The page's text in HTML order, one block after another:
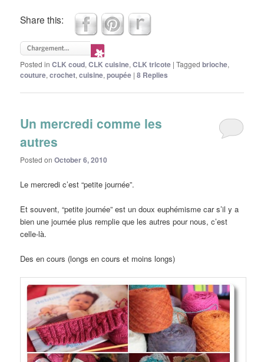
Share this:
Posted in CLK coud,CLK cuisine,CLK tricote |Tagged brioche,
couture,crochet,cuisine,poupée |8 Replies
Un mercredi comme les
autres
Posted onOctober 6, 2010
Le mercredi c’est “petite journée”.
Et souvent, “petite journée” est un doux euphémisme car s’il y a
bien une journée plus remplie que les autres pour nous, c’est
celle-là.
Des en cours (longs en cours et moins longs)